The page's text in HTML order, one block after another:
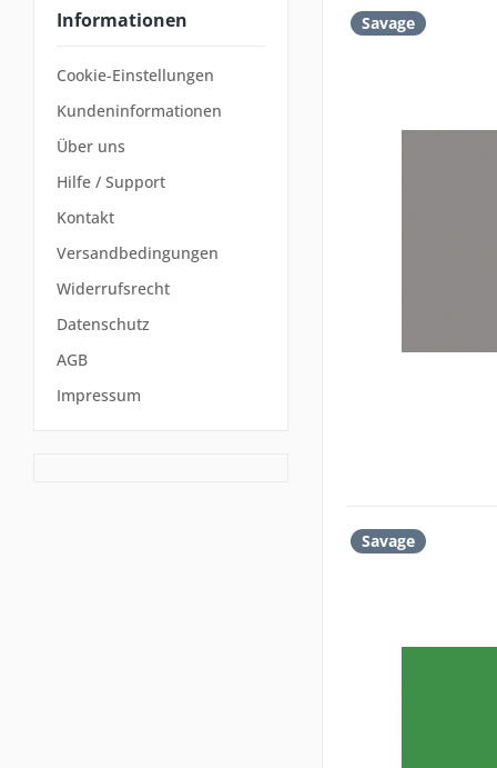
Informationen
Cookie-Einstellungen
Kundeninformationen
Über uns
Hilfe / Support
Kontakt
Versandbedingungen
Widerrufsrecht
Datenschutz
AGB
Impressum
Savage
Savage